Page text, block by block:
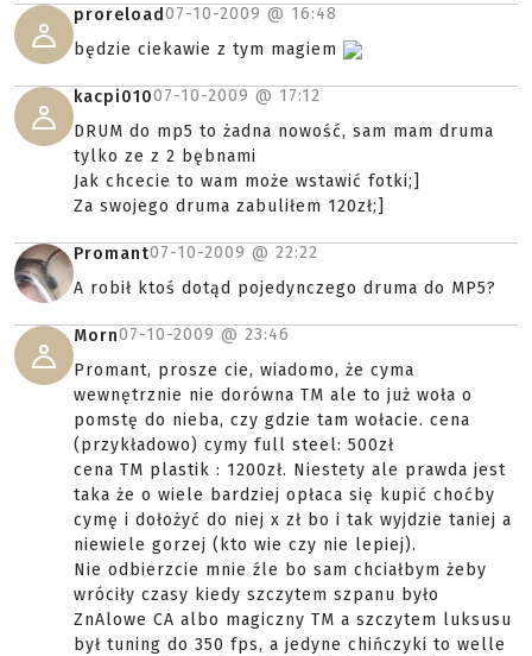
proreload07-10-2009 @ 16:48
będzie ciekawie z tym magiem
kacpi01007-10-2009 @ 17:12
DRUM do mp5 to żadna nowość, sam mam druma
tylko ze z 2 bębnami
Jak chcecie to wam może wstawić fotki;]
Za swojego druma zabuliłem 120zł;]
Promant07-10-2009 @ 22:22
A robił ktoś dotąd pojedynczego druma do MP5?
Morn07-10-2009 @ 23:46
Promant, prosze cie, wiadomo, że cyma
wewnętrznie nie dorówna TM ale to już woła o
pomstę do nieba, czy gdzie tam wołacie. cena
(przykładowo) cymy full steel: 500zł
cena TM plastik : 1200zł. Niestety ale prawda jest
taka że o wiele bardziej opłaca się kupić choćby
cymę i dołożyć do niej x zł bo i tak wyjdzie taniej a
niewiele gorzej (kto wie czy nie lepiej).
Nie odbierzcie mnie źle bo sam chciałbym żeby
wróciły czasy kiedy szczytem szpanu było
ZnAlowe CA albo magiczny TM a szczytem luksusu
był tuning do 350 fps, a jedyne chińczyki to welle